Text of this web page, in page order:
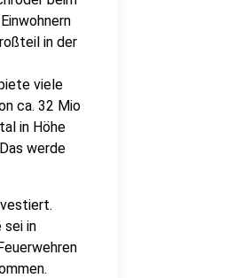
in der
viele
ca. 32 Mio
in Höhe
werde
sei in